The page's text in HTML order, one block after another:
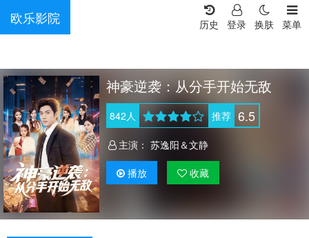
欧乐影院 菜单
换肤
登录
历史
神豪逆袭：从分手开始无敌
842人 推荐 6.5
主演： 苏逸阳＆文静
播放 收藏